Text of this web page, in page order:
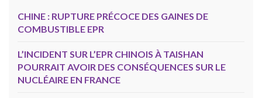
CHINE : RUPTURE PRÉCOCE DES GAINES DE
COMBUSTIBLE EPR
L’INCIDENT SUR L’EPR CHINOIS À TAISHAN
POURRAIT AVOIR DES CONSÉQUENCES SUR LE
NUCLÉAIRE EN FRANCE